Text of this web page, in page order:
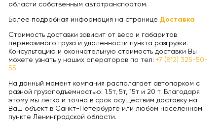
области собственным автотранспортом.
Более подробная информация на странице Доставка
Стоимость доставки зависит от веса и габаритов
перевозимого груза и удаленности пункта разгрузки.
Консультацию и окончательную стоимость доставки Вы
можете узнать у наших операторов по тел: +7 (812) 325-50-
55
На данный момент компания располагает автопарком с
разной грузоподъемностью: 1.5т, 5т, 15т и 20 т. Благодаря
этому мы легко и точно в срок осуществим доставку на
Ваш объект в Санкт-Петербурге или любом населенном
пункте Ленинградской области.